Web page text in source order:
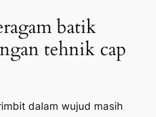
batik
tehnik cap
dalam wujud masih